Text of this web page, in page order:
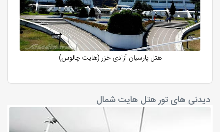
دارید، بازدید کنید. هتل هایت شمال، علاوه بر امکانات داخلی
لوکس و مدرن، به دلیل موقعیت مکانی بی‌نظیر خود، دسترسی
آسانی به بسیاری از جاذبه‌های گردشگری شمال کشور دارد. در
ادامه به برخی از دیدنی‌های نزدیک به هتل هایت چالوس اشاره
جاذبه‌های گردشگری این منطقه است. شما می‌توانید در سواحل
اطراف هتل هایت شمال به شنا، آفتاب گرفتن و پیاده‌روی بپردازید.
هتل پارسيان آزادی خزر (هایت چالوس)
دیدنی های تور هتل هایت شمال